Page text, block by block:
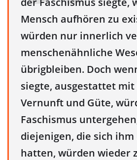
Mensch aufhören zu
würden nur innerlich
menschenähnliche
übrigbleiben. Doch
siegte, ausgestattet
Vernunft und Güte,
Faschismus
diejenigen, die sich
hatten, würden wieder